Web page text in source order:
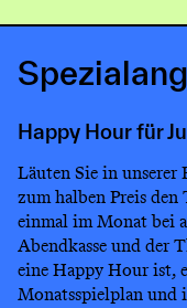
Happy Hour für
Läuten Sie in
zum halben Preis
einmal im Monat bei
Abendkasse und der
eine Happy Hour ist,
Monatsspielplan und